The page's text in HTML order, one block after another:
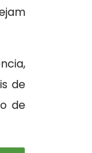
de
de